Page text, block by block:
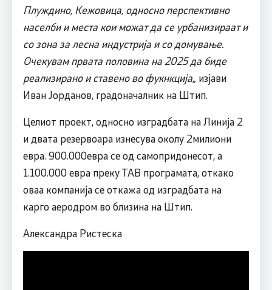
Плуждино, Кежовица, односно перспективно
населби и места кои можат да се урбанизираат и
со зона за лесна индустрија и со домување.
Очекувам првата половина на 2025 да биде
реализирано и ставено во фукнкција„ изјави
Иван Јорданов, градоначалник на Штип.
Целиот проект, односно изградбата на Линија 2
и двата резервоара изнесува околу 2милиони
евра. 900.000евра се од самопридонесот, а
1.100.000 евра преку ТАВ програмата, откако
оваа компанија се откажа од изградбата на
карго аеродром во близина на Штип.
Александра Ристеска